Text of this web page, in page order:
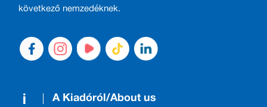
következő nemzedéknek.
A Kiadóról/About us